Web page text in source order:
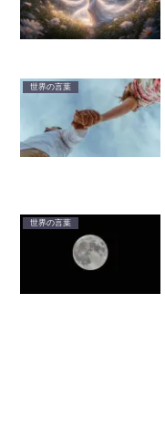
世界の言葉
世界の言葉